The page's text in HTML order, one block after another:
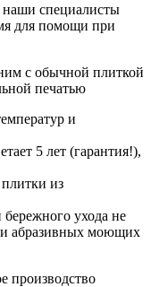
специалисты
для помощи при
с обычной плиткой
печатью
и
5 лет (гарантия!),
из
бережного ухода не
и абразивных моющих
производство